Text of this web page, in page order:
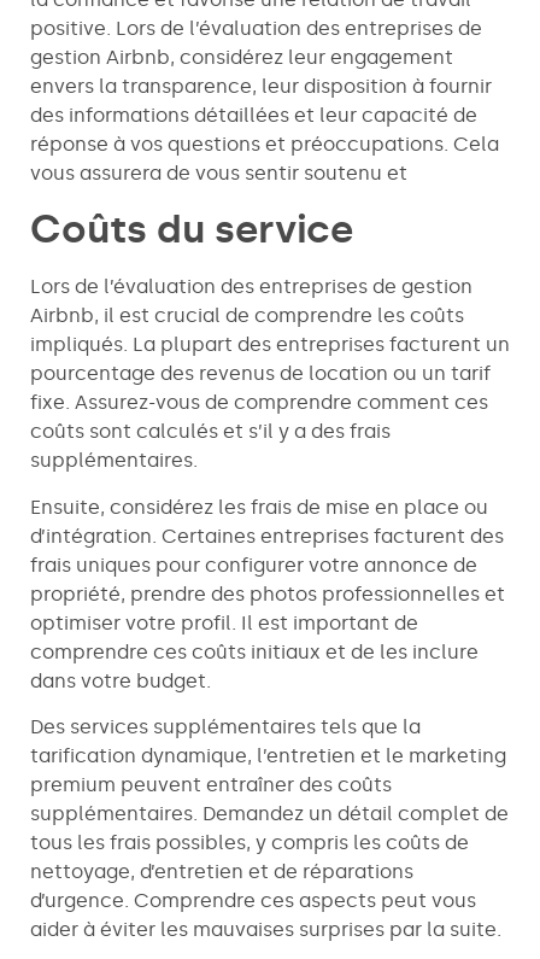
positive. Lors de l’évaluation des entreprises de
gestion Airbnb, considérez leur engagement
envers la transparence, leur disposition à fournir
des informations détaillées et leur capacité de
réponse à vos questions et préoccupations. Cela
vous assurera de vous sentir soutenu et
Coûts du service
Lors de l’évaluation des entreprises de gestion
Airbnb, il est crucial de comprendre les coûts
impliqués. La plupart des entreprises facturent un
pourcentage des revenus de location ou un tarif
fixe. Assurez-vous de comprendre comment ces
coûts sont calculés et s’il y a des frais
supplémentaires.
Ensuite, considérez les frais de mise en place ou
d’intégration. Certaines entreprises facturent des
frais uniques pour configurer votre annonce de
propriété, prendre des photos professionnelles et
optimiser votre profil. Il est important de
comprendre ces coûts initiaux et de les inclure
dans votre budget.
Des services supplémentaires tels que la
tarification dynamique, l’entretien et le marketing
premium peuvent entraîner des coûts
supplémentaires. Demandez un détail complet de
tous les frais possibles, y compris les coûts de
nettoyage, d’entretien et de réparations
d’urgence. Comprendre ces aspects peut vous
aider à éviter les mauvaises surprises par la suite.